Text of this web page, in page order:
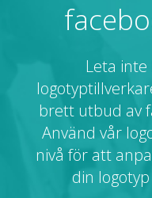
Tryckta produkter
Blogg
Leta
brett utbud av
Använd vår
nivå för att
din